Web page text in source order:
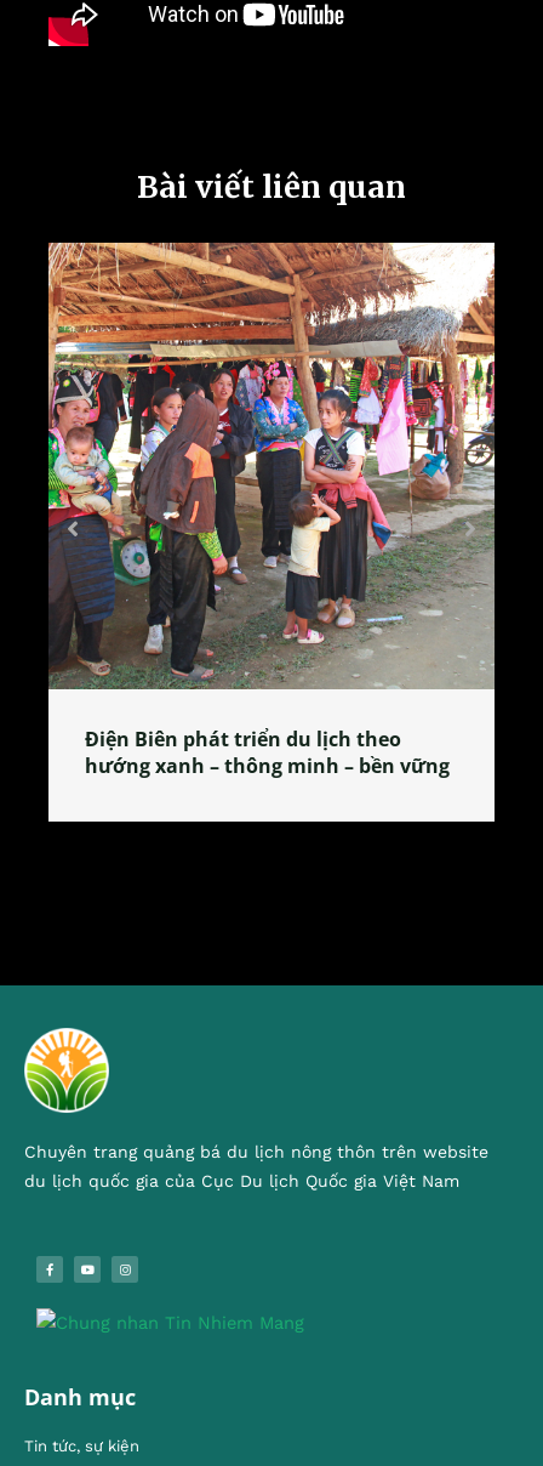
Bài viết liên quan
Làng làm bánh tẻ Phú Nhi – nơi lan
tỏa đặc sản xứ Đoài
Chuyên trang quảng bá du lịch nông thôn trên website
du lịch quốc gia của Cục Du lịch Quốc gia Việt Nam
Danh mục
Tin tức, sự kiện